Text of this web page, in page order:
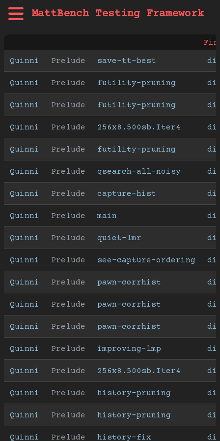
MattBench Testing Framework
Quinni Prelude save-tt-best
Quinni Prelude futility-pruning
Quinni Prelude futility-pruning
Quinni Prelude 256x8.500sb.Iter4
Quinni Prelude futility-pruning
Quinni Prelude qsearch-all-noisy
Quinni Prelude capture-hist
Quinni Prelude main
Quinni Prelude quiet-lmr
Quinni Prelude see-capture-ordering
Quinni Prelude pawn-corrhist
Quinni Prelude pawn-corrhist
Quinni Prelude pawn-corrhist
Quinni Prelude improving-lmp
Quinni Prelude 256x8.500sb.Iter4
Quinni Prelude history-pruning
Quinni Prelude history-pruning
Quinni Prelude history-fix